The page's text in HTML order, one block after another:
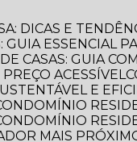
DICAS E
GUIA ESSENCIAL
CASAS: GUIA
ACESSÍVEL
E